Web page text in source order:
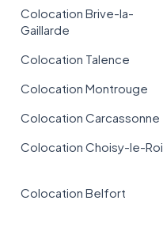
Colocation Brive-la-
Gaillarde
Colocation Talence
Colocation Montrouge
Colocation Carcassonne
Colocation Choisy-le-Roi
Colocation Belfort